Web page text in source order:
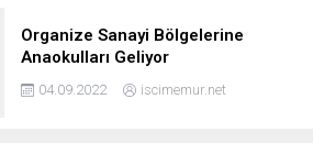
Organize Sanayi Bölgelerine
Anaokulları Geliyor
04.09.2022 iscimemur.net